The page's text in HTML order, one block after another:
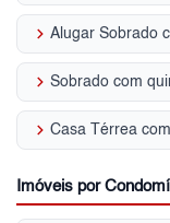
keyboard_arrow_right Alugar Sobrado
keyboard_arrow_right
keyboard_arrow_right
Imóveis por